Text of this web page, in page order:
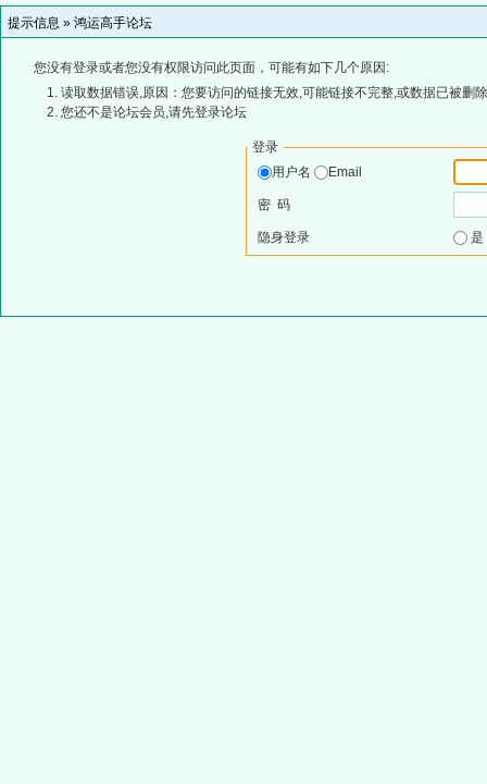
提示信息 » 鸿运高手论坛
您没有登录或者您没有权限访问此页面，可能有如下几个原因:
读取数据错误,原因：您要访问的链接无效,可能链接不完整,或数据已被删
您还不是论坛会员,请先登录论坛
登录
用户名
Email
密 码
隐身登录